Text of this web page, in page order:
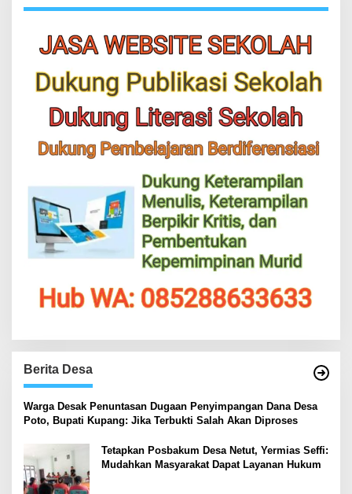
Berita Desa
‎Warga Desak Penuntasan Dugaan Penyimpangan Dana Desa
Poto, Bupati Kupang: Jika Terbukti Salah Akan Diproses
Tetapkan Posbakum Desa Netut, Yermias Seffi:
Mudahkan Masyarakat Dapat Layanan Hukum